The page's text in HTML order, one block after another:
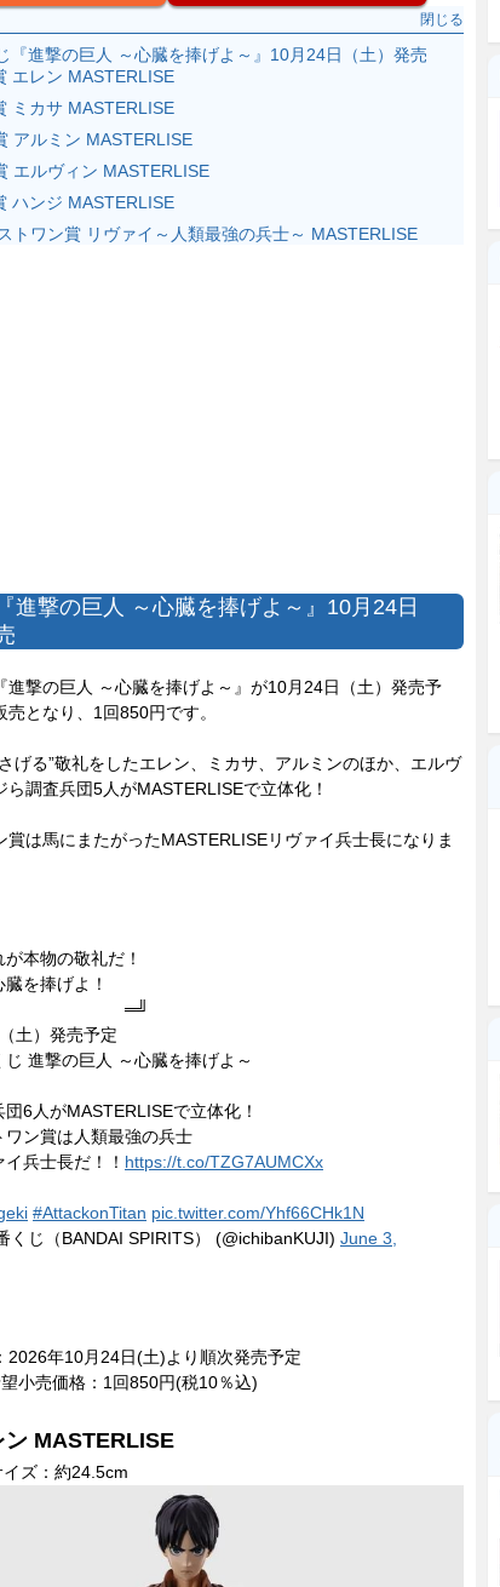
閉じる
『進撃の巨人 ～心臓を捧げよ～』10月24日（土）発売
エレン MASTERLISE
ミカサ MASTERLISE
アルミン MASTERLISE
エルヴィン MASTERLISE
ハンジ MASTERLISE
トワン賞 リヴァイ～人類最強の兵士～ MASTERLISE
進撃の巨人 ～心臓を捧げよ～』10月24日
撃の巨人 ～心臓を捧げよ～』が10月24日（土）発売予
となり、1回850円です。
げる”敬礼をしたエレン、ミカサ、アルミンのほか、エルヴ
ら調査兵団5人がMASTERLISEで立体化！
は馬にまたがったMASTERLISEリヴァイ兵士長になりま
本物の敬礼だ！
を捧げよ！
土）発売予定
じ 進撃の巨人 ～心臓を捧げよ～
団6人がMASTERLISEで立体化！
ワン賞は人類最強の兵士
イ兵士長だ！！ https://t.co/TZG7AUMCXx
#AttackonTitan pic.twitter.com/Yhf66CHk1N
くじ（BANDAI SPIRITS） (@ichibanKUJI) June 3,
年10月24日(土)より順次発売予定
小売価格：1回850円(税10％込)
ン MASTERLISE
ズ：約24.5cm